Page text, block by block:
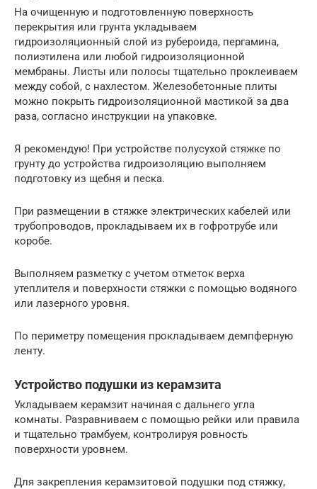
На очищенную и подготовленную поверхность
перекрытия или грунта укладываем
гидроизоляционный слой из рубероида, пергамина,
полиэтилена или любой гидроизоляционной
мембраны. Листы или полосы тщательно проклеиваем
между собой, с нахлестом. Железобетонные плиты
можно покрыть гидроизоляционной мастикой за два
раза, согласно инструкции на упаковке.
Я рекомендую! При устройстве полусухой стяжке по
грунту до устройства гидроизоляцию выполняем
подготовку из щебня и песка.
При размещении в стяжке электрических кабелей или
трубопроводов, прокладываем их в гофротрубе или
коробе.
Выполняем разметку с учетом отметок верха
утеплителя и поверхности стяжки с помощью водяного
или лазерного уровня.
По периметру помещения прокладываем демпферную
ленту.
Устройство подушки из керамзита
Укладываем керамзит начиная с дальнего угла
комнаты. Разравниваем с помощью рейки или правила
и тщательно трамбуем, контролируя ровность
поверхности уровнем.
Для закрепления керамзитовой подушки под стяжку,